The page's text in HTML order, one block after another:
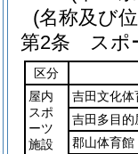
(名称及び
第2条
スポ
区分
屋内
スポ
ーツ
施設
吉田文化体
吉田多目的
郡山体育館